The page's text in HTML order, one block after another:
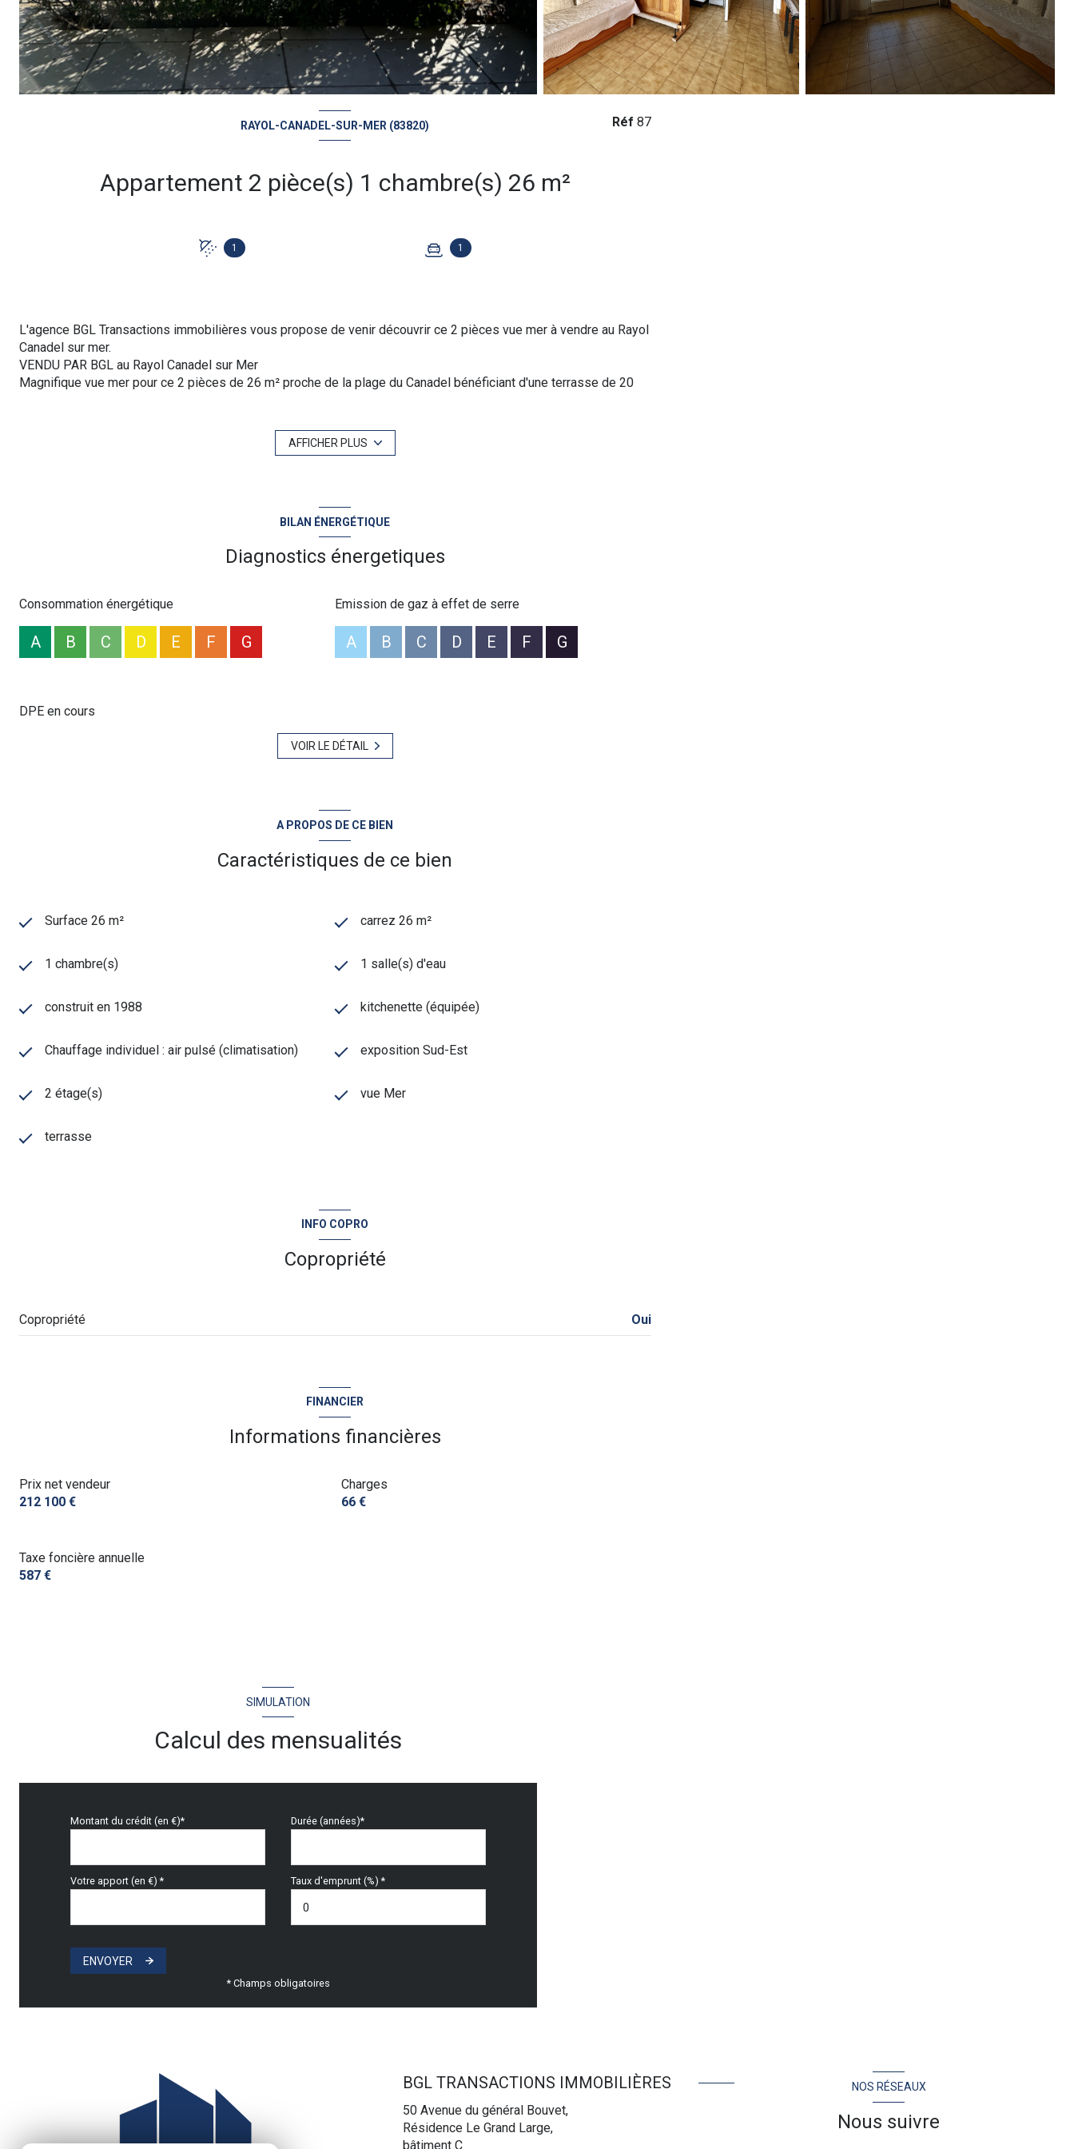
RAYOL-CANADEL-SUR-MER (83820)
Appartement 2 pièce(s) 1 chambre(s) 26 m²
1 1
Réf 87
L'agence BGL Transactions immobilières vous propose de venir découvrir ce 2 pièces vue mer à vendre au Rayol
Canadel sur mer.
VENDU PAR BGL au Rayol Canadel sur Mer
Magnifique vue mer pour ce 2 pièces de 26 m² proche de la plage du Canadel bénéficiant d'une terrasse de 20
Pour plus d'informations ou une visite n'hésitez pas à contacter Baptiste GAINNET 06 42 25 00 49 - N°RSAC 839
AFFICHER PLUS
BILAN ÉNERGÉTIQUE
Diagnostics énergetiques
Consommation énergétique
A B C D E F G
Emission de gaz à effet de serre
A B C D E F G
DPE en cours
VOIR LE DÉTAIL
A PROPOS DE CE BIEN
Caractéristiques de ce bien
Surface 26 m² carrez 26 m²
1 chambre(s) 1 salle(s) d'eau
construit en 1988 kitchenette (équipée)
Chauffage individuel : air pulsé (climatisation) exposition Sud-Est
2 étage(s) vue Mer
terrasse
INFO COPRO
Copropriété
Copropriété Oui
FINANCIER
Informations financières
Prix net vendeur
212 100 €
Charges
66 €
Taxe foncière annuelle
587 €
SIMULATION
Calcul des mensualités
Montant du crédit (en €)* Durée (années)*
Votre apport (en €) * Taux d'emprunt (%) *
ENVOYER
* Champs obligatoires
BGL TRANSACTIONS IMMOBILIÈRES
50 Avenue du général Bouvet,
Résidence Le Grand Large,
bâtiment C
NOS RÉSEAUX
Nous suivre